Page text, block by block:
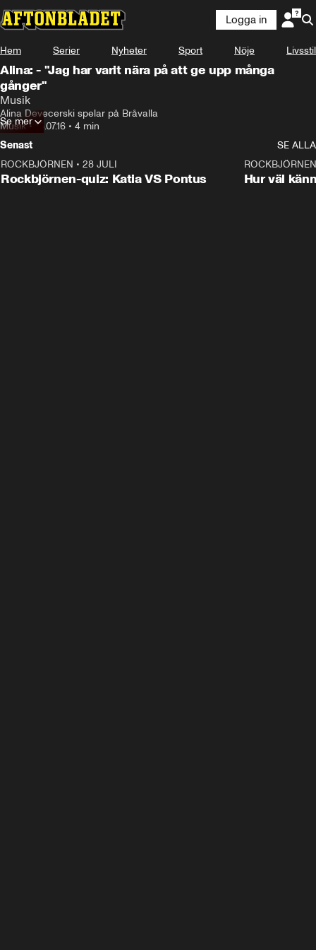
Logga in
Hem Serier Nyheter Sport Nöje Livsstil
Alina: - "Jag har varit nära på att ge upp många
gånger"
Musik
Alina Devecerski spelar på Bråvalla
Musik• 18.07.16 • 4 min
Se mer
Senast
SE ALLA
ROCKBJÖRNEN • 28 JULI
Rockbjörnen-quiz: Katia VS Pontus
ROCKBJÖRNEN
Hur väl